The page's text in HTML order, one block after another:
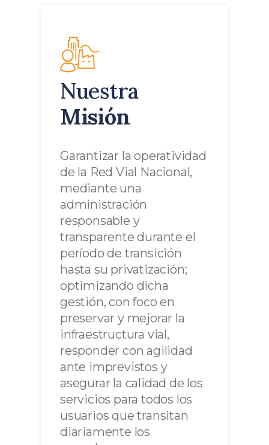
Nuestra
Misión
Garantizar la operatividad
de la Red Vial Nacional,
mediante una
administración
responsable y
transparente durante el
período de transición
hasta su privatización;
optimizando dicha
gestión, con foco en
preservar y mejorar la
infraestructura vial,
responder con agilidad
ante imprevistos y
asegurar la calidad de los
servicios para todos los
usuarios que transitan
diariamente los